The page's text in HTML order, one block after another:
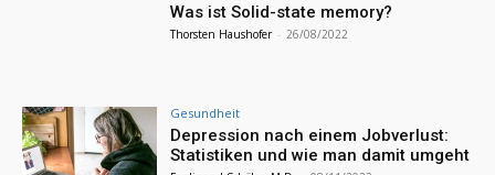
Was ist Solid-state memory?
Thorsten Haushofer - 26/08/2022
Gesundheit
Depression nach einem Jobverlust:
Statistiken und wie man damit umgeht